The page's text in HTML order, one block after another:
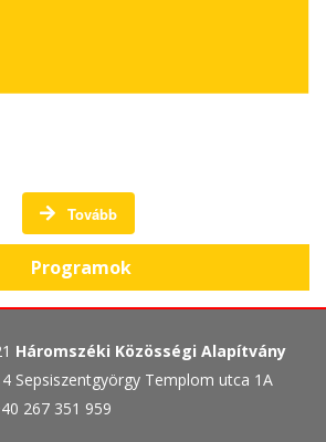
Tovább
Programok
Háromszéki Közösségi Alapítvány
Sepsiszentgyörgy Templom utca 1A
267 351 959